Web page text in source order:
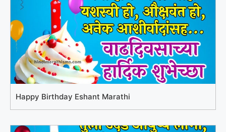
Happy Birthday Eshant Marathi